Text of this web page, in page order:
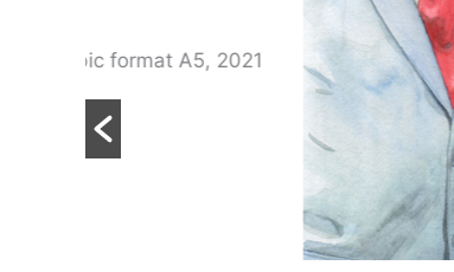
A5, 2021